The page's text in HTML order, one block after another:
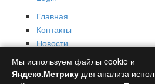
Мы используем файлы cookie и
Яндекс.Метрику для анализа
Главная
Контакты
Новости
Copyright © 2026 Газовые службы РФ.
Политика обработки персональных